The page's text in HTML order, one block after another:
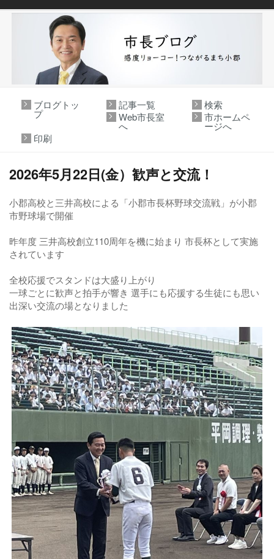
ブログトッ
プ
記事一覧
検索
Web市長室
へ
市ホームペ
ージへ
印刷
2026年5月22日(金）歓声と交流！
小郡高校と三井高校による「小郡市長杯野球交流戦」が小郡
市野球場で開催
昨年度 三井高校創立110周年を機に始まり 市長杯として実施
されています
全校応援でスタンドは大盛り上がり​​​​​​​
一球ごとに歓声と拍手が響き 選手にも応援する生徒にも思い
出深い交流の場となりました